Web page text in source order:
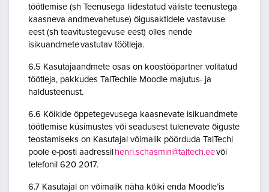
töötlemise (sh Teenusega liidestatud väliste teenustega
kaasneva andmevahetuse) õigusaktidele vastavuse
eest (sh teavitustegevuse eest) olles nende
isikuandmete vastutav töötleja.
6.5 Kasutajaandmete osas on koostööpartner volitatud
töötleja, pakkudes TalTechile Moodle majutus- ja
haldusteenust.
6.6 Kõikide õppetegevusega kaasnevate isikuandmete
töötlemise küsimustes või seadusest tulenevate õiguste
teostamiseks on Kasutajal võimalik pöörduda TalTechi
poole e-posti aadressil henri.schasmin@taltech.eevõi
telefonil 620 2017.
6.7 Kasutajal on võimalik näha kõiki enda Moodle’is